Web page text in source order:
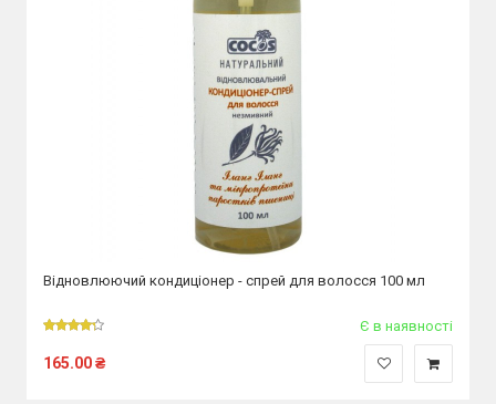
Відновлюючий кондиціонер - спрей для волосся 100 мл
Є в наявності
165.00₴